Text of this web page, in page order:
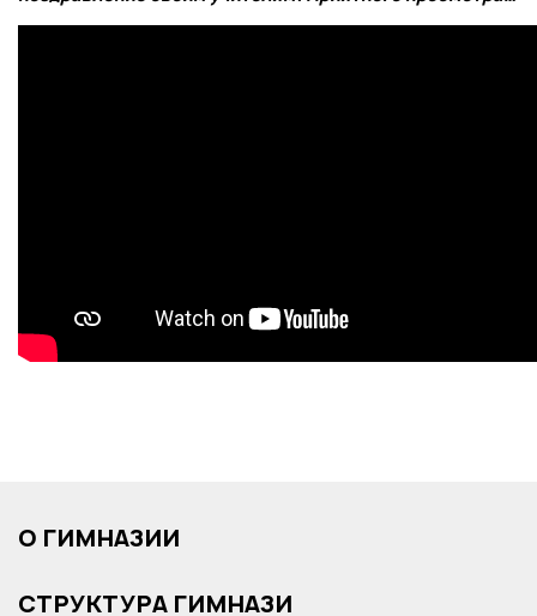
О ГИМНАЗИИ
СТРУКТУРА ГИМНАЗИ